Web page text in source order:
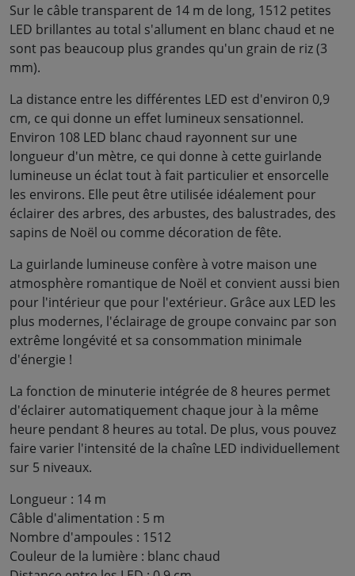
Sur le câble transparent de 14 m de long, 1512 petites
LED brillantes au total s'allument en blanc chaud et ne
sont pas beaucoup plus grandes qu'un grain de riz (3
mm).
La distance entre les différentes LED est d'environ 0,9
cm, ce qui donne un effet lumineux sensationnel.
Environ 108 LED blanc chaud rayonnent sur une
longueur d'un mètre, ce qui donne à cette guirlande
lumineuse un éclat tout à fait particulier et ensorcelle
les environs. Elle peut être utilisée idéalement pour
éclairer des arbres, des arbustes, des balustrades, des
sapins de Noël ou comme décoration de fête.
La guirlande lumineuse confère à votre maison une
atmosphère romantique de Noël et convient aussi bien
pour l'intérieur que pour l'extérieur. Grâce aux LED les
plus modernes, l'éclairage de groupe convainc par son
extrême longévité et sa consommation minimale
d'énergie !
La fonction de minuterie intégrée de 8 heures permet
d'éclairer automatiquement chaque jour à la même
heure pendant 8 heures au total. De plus, vous pouvez
faire varier l'intensité de la chaîne LED individuellement
sur 5 niveaux.
Longueur : 14 m
Câble d'alimentation : 5 m
Nombre d'ampoules : 1512
Couleur de la lumière : blanc chaud